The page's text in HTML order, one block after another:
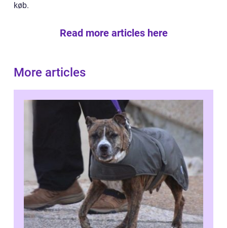
køb.
Read more articles here
More articles